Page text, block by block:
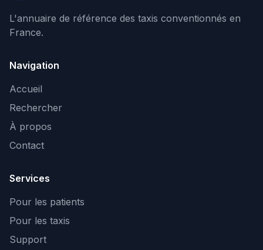
L'annuaire de référence des taxis conventionnés en
France.
Navigation
Accueil
Rechercher
À propos
Contact
Services
Pour les patients
Pour les taxis
Support